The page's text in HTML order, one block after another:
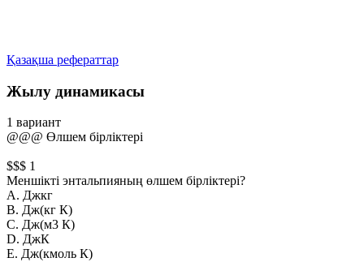
Қазақша рефераттар
Жылу динамикасы
1 вариант
@@@ Өлшем бiрлiктерi
$$$ 1
Меншiктi энтальпияның өлшем бiрлiктерi?
А. Джкг
B. Дж(кг К)
С. Дж(м3 К)
D. ДжК
Е. Дж(кмоль К)